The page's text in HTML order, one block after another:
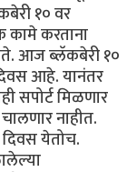
१० वर
करताना
आज ब्लॅकबेरी १०
आहे. यानंतर
सपोर्ट मिळणार
नाहीत.
येतोच.